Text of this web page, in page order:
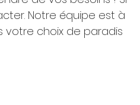
Notre équipe est à
votre choix de paradis